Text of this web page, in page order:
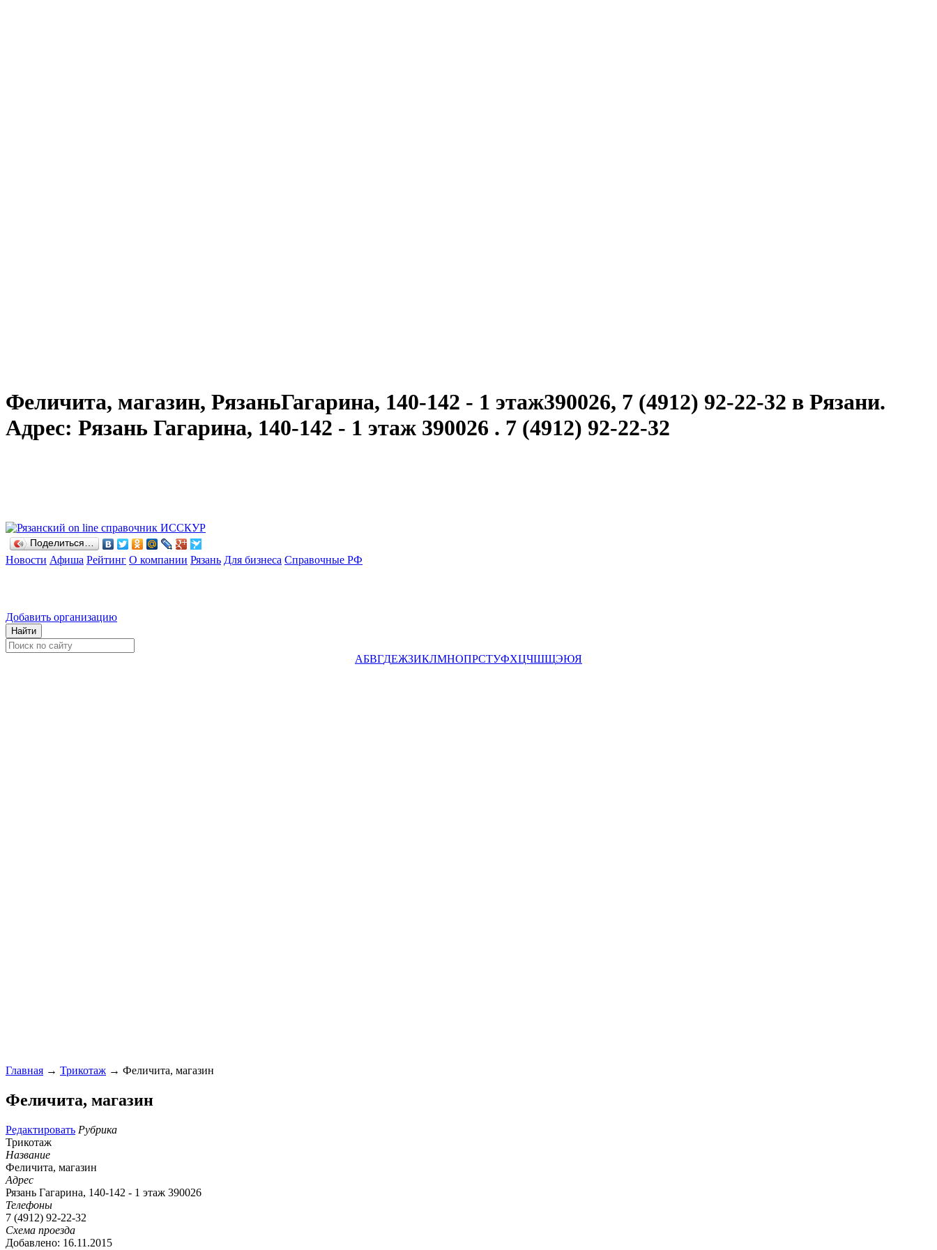
Феличита, магазин, РязаньГагарина, 140-142 - 1 этаж390026, 7 (4912) 92-22-32 в Рязани.
Адрес: Рязань Гагарина, 140-142 - 1 этаж 390026 . 7 (4912) 92-22-32
Поделиться…
Новости Афиша Рейтинг О компании Рязань Для бизнеса Справочные РФ
Добавить организацию
АБВГДЕЖЗИКЛМНОПРСТУФХЦЧШЩЭЮЯ
Главная → Трикотаж → Феличита, магазин
Феличита, магазин
Редактировать Рубрика
Трикотаж
Название
Феличита, магазин
Адрес
Рязань Гагарина, 140-142 - 1 этаж 390026
Телефоны
7 (4912) 92-22-32
Схема проезда
Добавлено: 16.11.2015